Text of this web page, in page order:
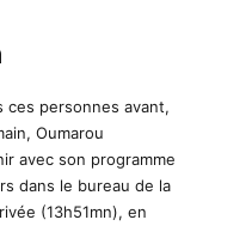
ces personnes avant,
Oumarou
avec son programme
dans le bureau de la
(13h51mn), en